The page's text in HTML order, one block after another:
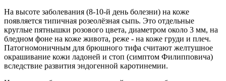
На высоте заболевания (8-10-й день болезни) на коже
появляется типичная розеолёзная сыпь. Это отдельные
круглые пятнышки розового цвета, диаметром около 3 мм, на
бледном фоне на коже живота, реже - на коже груди и плеч.
Патогномоничным для брюшного тифа считают желтушное
окрашивание кожи ладоней и стоп (симптом Филипповича)
вследствие развития эндогенной каротинемии.